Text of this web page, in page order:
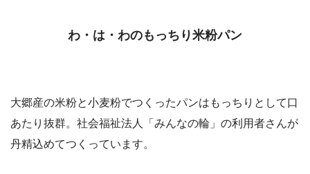
わ・は・わのもっちり米粉パン
大郷産の米粉と小麦粉でつくったパンはもっちりとして口
あたり抜群。社会福祉法人「みんなの輪」の利用者さんが
丹精込めてつくっています。